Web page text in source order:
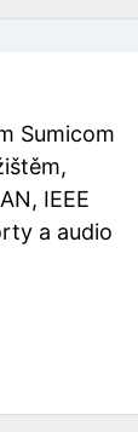
Sumicom
IEEE
a audio